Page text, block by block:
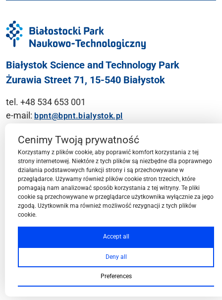
Białystok Science and Technology Park
Żurawia Street 71, 15-540 Białystok
tel. +48 534 653 001
e-mail: bpnt@bpnt.bialystok.pl
Contact
BPN-T Area
BPN-T Offer
Cenimy Twoją prywatność
Korzystamy z plików cookie, aby poprawić komfort korzystania z tej
strony internetowej. Niektóre z tych plików są niezbędne dla poprawnego
działania podstawowych funkcji strony i są przechowywane w
przeglądarce. Używamy również plików cookie stron trzecich, które
pomagają nam analizować sposób korzystania z tej witryny. Te pliki
cookie są przechowywane w przeglądarce użytkownika wyłącznie za jego
zgodą. Użytkownik ma również możliwość rezygnacji z tych plików
cookie.
Accept all
Deny all
Preferences